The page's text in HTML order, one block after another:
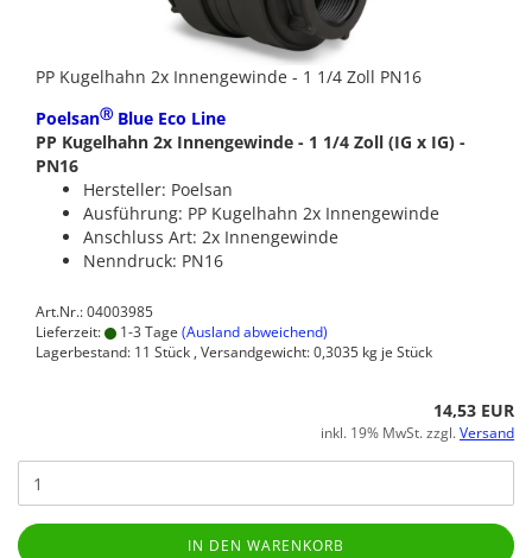
PP Kugelhahn 2x Innengewinde - 1 1/4 Zoll PN16
PoelsanⓇ Blue Eco Line
PP Kugelhahn 2x Innengewinde - 1 1/4 Zoll (IG x IG) -
PN16
Hersteller: Poelsan
Ausführung: PP Kugelhahn 2x Innengewinde
Anschluss Art: 2x Innengewinde
Nenndruck: PN16
Art.Nr.: 04003985
Lieferzeit:
1-3 Tage (Ausland abweichend)
Lagerbestand: 11 Stück , Versandgewicht:0,3035 kg je Stück
14,53 EUR
inkl. 19% MwSt. zzgl.Versand
IN DEN WARENKORB